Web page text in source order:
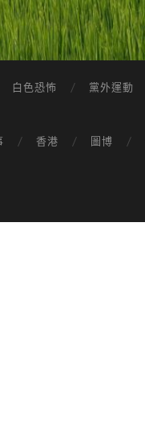
白色恐怖 黨外運動
香港 圖博